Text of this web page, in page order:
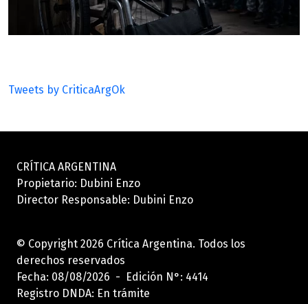
Tweets by CriticaArgOk
CRÍTICA ARGENTINA
Propietario: Dubini Enzo
Director Responsable: Dubini Enzo
© Copyright 2026 Crítica Argentina. Todos los
derechos reservados
Fecha: 08/08/2026 - Edición N°: 4414
Registro DNDA: En trámite